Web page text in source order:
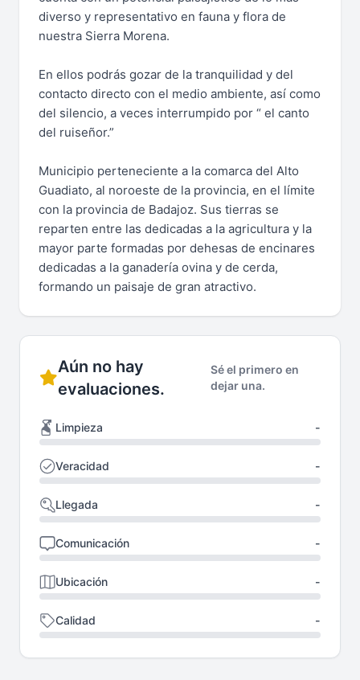
diverso y representativo en fauna y flora de
nuestra Sierra Morena.
En ellos podrás gozar de la tranquilidad y del
contacto directo con el medio ambiente, así como
del silencio, a veces interrumpido por “ el canto
del ruiseñor.”
Municipio perteneciente a la comarca del Alto
Guadiato, al noroeste de la provincia, en el límite
con la provincia de Badajoz. Sus tierras se
reparten entre las dedicadas a la agricultura y la
mayor parte formadas por dehesas de encinares
dedicadas a la ganadería ovina y de cerda,
formando un paisaje de gran atractivo.
Aún no hay
evaluaciones.
Sé el primero en
dejar una.
Limpieza -
Veracidad -
Llegada -
Comunicación -
Ubicación -
Calidad -